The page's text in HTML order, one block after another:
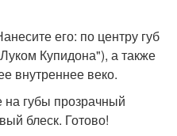
его: по центру губ
Купидона"), а также
внутреннее веко.
на губы прозрачный
блеск. Готово!